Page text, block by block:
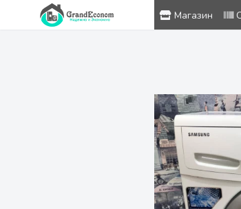
Магазин